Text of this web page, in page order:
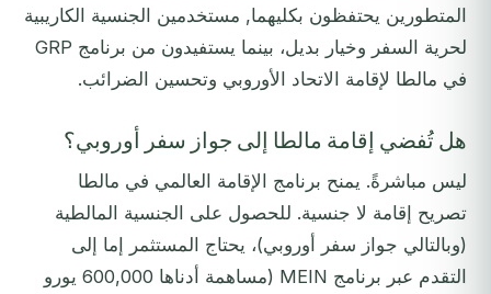
المتطورين يحتفظون بكليهما, مستخدمين الجنسية الكاريبية
لحرية السفر وخيار بديل، بينما يستفيدون من برنامج GRP
في مالطا لإقامة الاتحاد الأوروبي وتحسين الضرائب.
هل تُفضي إقامة مالطا إلى جواز سفر أوروبي؟
ليس مباشرةً. يمنح برنامج الإقامة العالمي في مالطا
تصريح إقامة لا جنسية. للحصول على الجنسية المالطية
(وبالتالي جواز سفر أوروبي)، يحتاج المستثمر إما إلى
التقدم عبر برنامج MEIN (مساهمة أدناها 600,000 يورو